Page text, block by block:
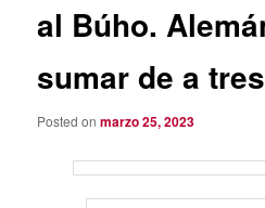
al Búho.
sumar de a
Posted onmarzo 25, 2023